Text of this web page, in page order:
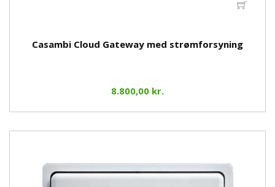
Casambi Cloud Gateway med strømforsyning
8.800,00 kr.